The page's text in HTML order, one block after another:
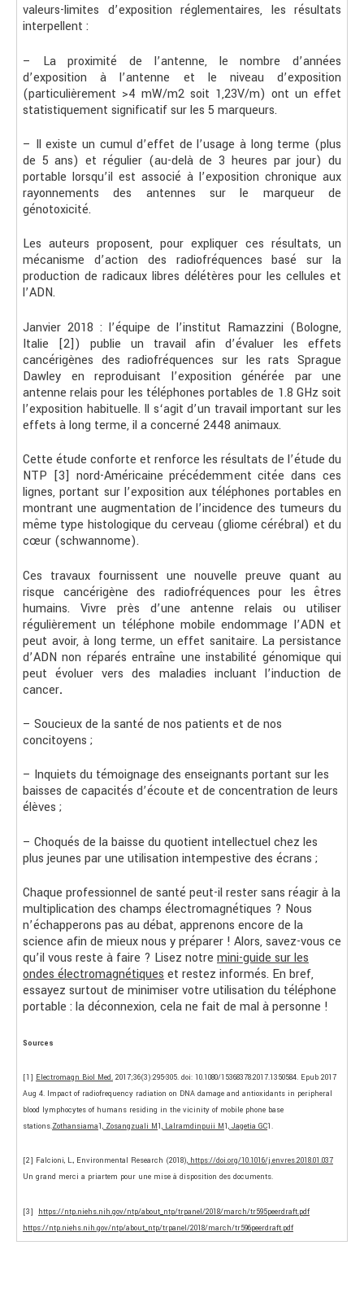
valeurs-limites d’exposition réglementaires, les résultats
interpellent :
– La proximité de l’antenne, le nombre d’années
d’exposition à l’antenne et le niveau d’exposition
(particulièrement >4 mW/m2 soit 1,23V/m) ont un effet
statistiquement significatif sur les 5 marqueurs.
– Il existe un cumul d’effet de l’usage à long terme (plus
de 5 ans) et régulier (au-delà de 3 heures par jour) du
portable lorsqu’il est associé à l’exposition chronique aux
rayonnements des antennes sur le marqueur de
génotoxicité.
Les auteurs proposent, pour expliquer ces résultats, un
mécanisme d’action des radiofréquences basé sur la
production de radicaux libres délétères pour les cellules et
l’ADN.
Janvier 2018 : l’équipe de l’institut Ramazzini (Bologne,
Italie [2]) publie un travail afin d’évaluer les effets
cancérigènes des radiofréquences sur les rats Sprague
Dawley en reproduisant l’exposition générée par une
antenne relais pour les téléphones portables de 1.8 GHz soit
l’exposition habituelle. Il s‘agit d’un travail important sur les
effets à long terme, il a concerné 2448 animaux.
Cette étude conforte et renforce les résultats de l’étude du
NTP [3] nord-Américaine précédemment citée dans ces
lignes, portant sur l’exposition aux téléphones portables en
montrant une augmentation de l’incidence des tumeurs du
même type histologique du cerveau (gliome cérébral) et du
cœur (schwannome).
Ces travaux fournissent une nouvelle preuve quant au
risque cancérigène des radiofréquences pour les êtres
humains. Vivre près d’une antenne relais ou utiliser
régulièrement un téléphone mobile endommage l’ADN et
peut avoir, à long terme, un effet sanitaire. La persistance
d’ADN non réparés entraîne une instabilité génomique qui
peut évoluer vers des maladies incluant l’induction de
cancer.
– Soucieux de la santé de nos patients et de nos
concitoyens ;
– Inquiets du témoignage des enseignants portant sur les
baisses de capacités d’écoute et de concentration de leurs
élèves ;
– Choqués de la baisse du quotient intellectuel chez les
plus jeunes par une utilisation intempestive des écrans ;
Chaque professionnel de santé peut-il rester sans réagir à la
multiplication des champs électromagnétiques ? Nous
n’échapperons pas au débat, apprenons encore de la
science afin de mieux nous y préparer ! Alors, savez-vous ce
qu’il vous reste à faire ? Lisez notre mini-guide sur les
ondes électromagnétiqueset restez informés. En bref,
essayez surtout de minimiser votre utilisation du téléphone
portable : la déconnexion, cela ne fait de mal à personne !
Sources
[1] Electromagn Biol Med. 2017;36(3):295-305. doi: 10.1080/15368378.2017.1350584. Epub 2017
Aug 4. Impact of radiofrequency radiation on DNA damage and antioxidants in peripheral
blood lymphocytes of humans residing in the vicinity of mobile phone base
stations.Zothansiama1, Zosangzuali M1, Lalramdinpuii M1, Jagetia GC1.
[2] Falcioni, L., Environmental Research (2018), https://doi.org/10.1016/j.envres.2018.01.037
Un grand merci a priartem pour une mise à disposition des documents.
[3] https://ntp.niehs.nih.gov/ntp/about_ntp/trpanel/2018/march/tr595peerdraft.pdf
https://ntp.niehs.nih.gov/ntp/about_ntp/trpanel/2018/march/tr596peerdraft.pdf